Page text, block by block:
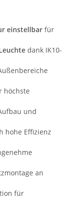
einstellbar für
dank IK10-
höchste
und
hohe Effizienz
an
für